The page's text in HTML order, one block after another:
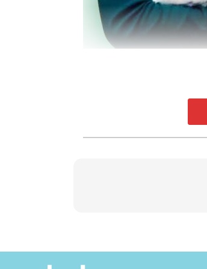
Menerusi Sinar Harian,
dijangka bersalin pada 24
pendarahan.